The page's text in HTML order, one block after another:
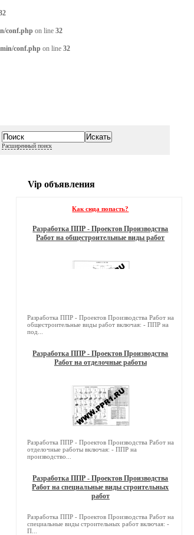
conf.php on line 32
conf.php on line 32
Расширенный поиск
Vip объявления
Как сюда попасть?
Разработка ППР - Проектов Производства
Работ на общестроительные виды работ
Разработка ППР - Проектов Производства Работ на
общестроительные виды работ включая: - ППР на
под...
Разработка ППР - Проектов Производства
Работ на отделочные работы
Разработка ППР - Проектов Производства Работ на
отделочные работы включая: - ППР на
производство...
Разработка ППР - Проектов Производства
Работ на специальные виды строительных
работ
Разработка ППР - Проектов Производства Работ на
специальные виды строительных работ включая: -
П...